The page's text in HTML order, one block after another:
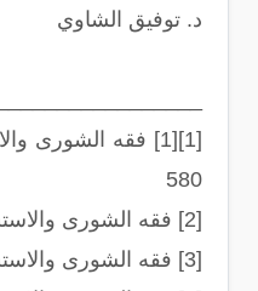
د. توفيق الشاوي
[1][1] فقه الشورى
580